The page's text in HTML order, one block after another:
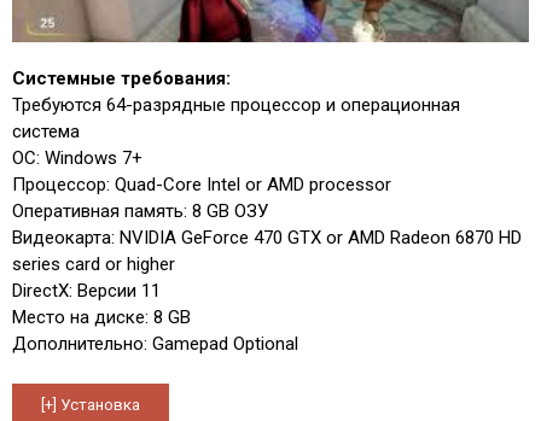
Системные требования:
Требуются 64-разрядные процессор и операционная
система
ОС: Windows 7+
Процессор: Quad-Core Intel or AMD processor
Оперативная память: 8 GB ОЗУ
Видеокарта: NVIDIA GeForce 470 GTX or AMD Radeon 6870 HD
series card or higher
DirectX: Версии 11
Место на диске: 8 GB
Дополнительно: Gamepad Optional